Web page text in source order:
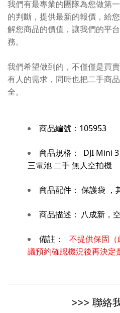
我們有最專業的團隊為您做第
的判斷，提供最新的報價，給
解您商品的價值，讓我們的平
務。
我們希望做到的，不僅僅是買
有人的需求，同時也把二手商
全。
商品編號： 105953
商品規格：
DJI Mini
三電池 二手 無人空拍機
商品配件： 保護袋 ，
商品描述： 八成新，
備註：
不提供保固
議預約確認機況後再決定
>>> 聯絡